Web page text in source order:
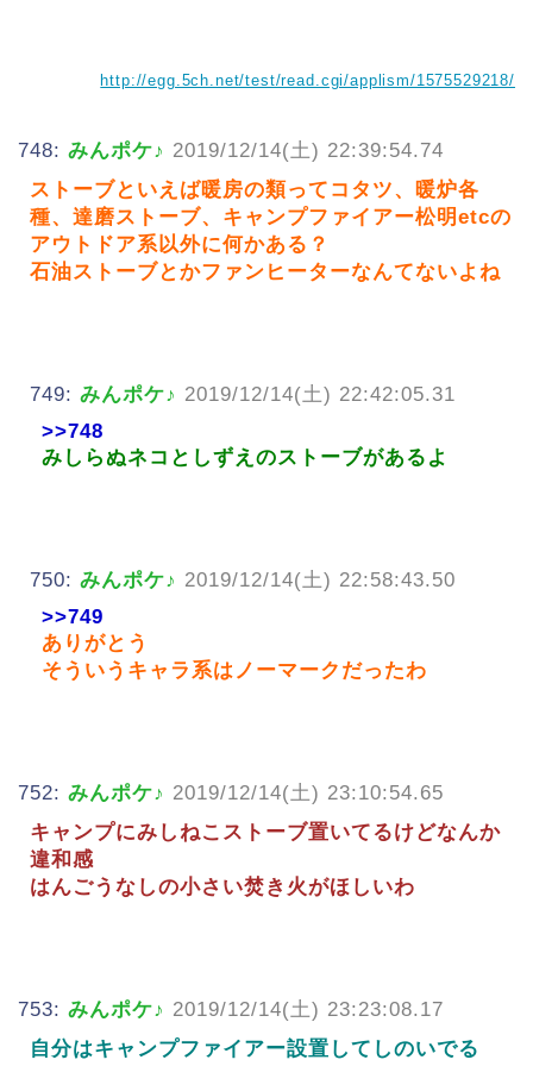
http://egg.5ch.net/test/read.cgi/applism/1575529218/
748: みんポケ♪ 2019/12/14(土) 22:39:54.74
ストーブといえば暖房の類ってコタツ、暖炉各
種、達磨ストーブ、キャンプファイアー松明etcの
アウトドア系以外に何かある？
石油ストーブとかファンヒーターなんてないよね
749: みんポケ♪ 2019/12/14(土) 22:42:05.31
>>748
みしらぬネコとしずえのストーブがあるよ
750: みんポケ♪ 2019/12/14(土) 22:58:43.50
>>749
ありがとう
そういうキャラ系はノーマークだったわ
752: みんポケ♪ 2019/12/14(土) 23:10:54.65
キャンプにみしねこストーブ置いてるけどなんか
違和感
はんごうなしの小さい焚き火がほしいわ
753: みんポケ♪ 2019/12/14(土) 23:23:08.17
自分はキャンプファイアー設置してしのいでる